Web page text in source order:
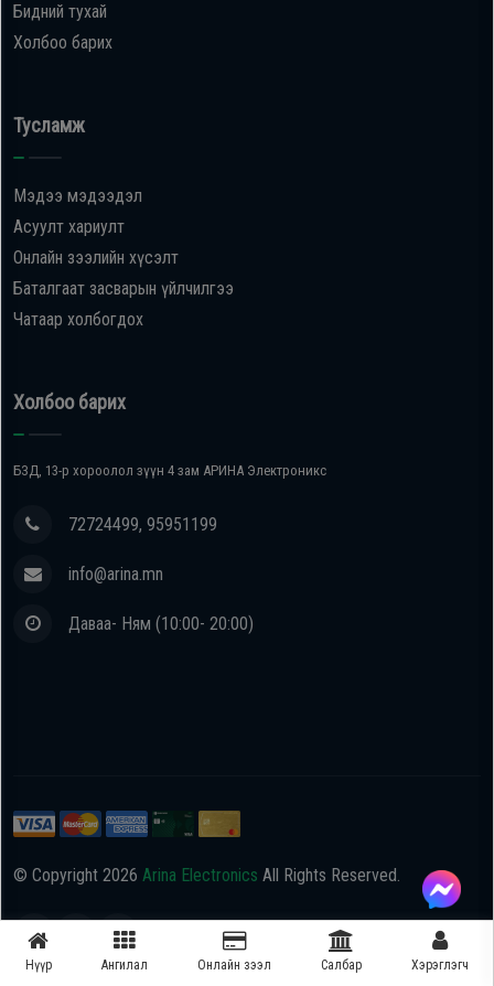
Бидний тухай
Холбоо барих
Тусламж
Мэдээ мэдээдэл
Асуулт хариулт
Онлайн зээлийн хүсэлт
Баталгаат засварын үйлчилгээ
Чатаар холбогдох
Холбоо барих
БЗД, 13-р хороолол зүүн 4 зам АРИНА Электроникс
72724499, 95951199
info@arina.mn
Даваа- Ням (10:00- 20:00)
© Copyright 2026 Arina Electronics All Rights Reserved.
Нүүр Ангилал Онлайн зээл Салбар Хэрэглэгч